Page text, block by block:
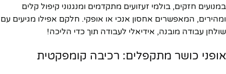
במנועים חזקים, בולמי זעזועים מתקדמים ומנגנוני קיפול קלים
ומהירים, המאפשרים אחסון אנכי או אופקי. חלקם אפילו מגיעים עם
שולחן עבודה מובנה, אידיאלי לעבודה תוך כדי הליכה!
אופני כושר מתקפלים: רכיבה קומפקטית